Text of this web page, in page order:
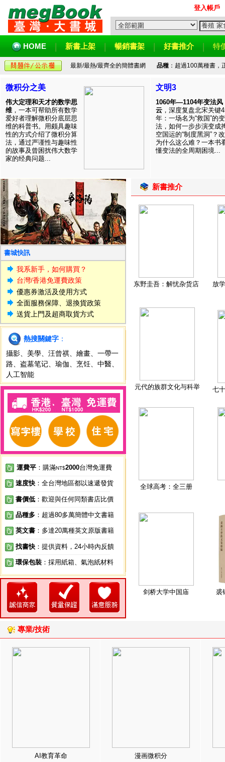
登入帳戶
HOME 新書上架 暢銷書架 好書推介 特
最新/最熱/最齊全的簡體書網 品種：超過100萬種書，
微积分之美
伟大定理和天才的数学思
维 ，一本可帮助所有数学
爱好者理解微积分底层思
维的科普书。用颇具趣味
性的方式介绍了微积分算
法，通过严谨性与趣味性
的故事及曾困扰伟大数学
家的经典问题...
文明3
1060年—1104年变法风
云 ，深度复盘北宋关键
年：一场名为“救国”的变
法，如何一步步演变成
空国运的“制度黑洞”？
为什么这么难？一本书
懂变法的全周期困境...
書城快訊
我系新手，如何購買？
台灣/香港免運費政策
優惠券激活及使用方式
全面服務保障、退換貨政策
送貨上門及超商取貨方式
熱搜關鍵字 ：
攝影
美學 汪曾祺 繪畫
一帶一
路
盗墓笔记 瑜伽 烹饪 中醫
人工智能
運費平 ：購滿NT$2000台灣免運費
速度快 ：全台灣地區都以速遞發貨
書價低 ：歡迎與任何同類書店比價
品種多 ：超過80多萬簡體中文書籍
英文書 ：多達20萬種英文原版書籍
找書快 ：提供資料，24小時內反饋
環保包裝 ：採用紙箱、氣泡紙材料
新書推介
东野圭吾：解忧杂货店 放
元代的族群文化与科举 七
全球高考：全三册
剑桥大学中国庙 裘
專業/技術
AI教育革命 漫画微积分